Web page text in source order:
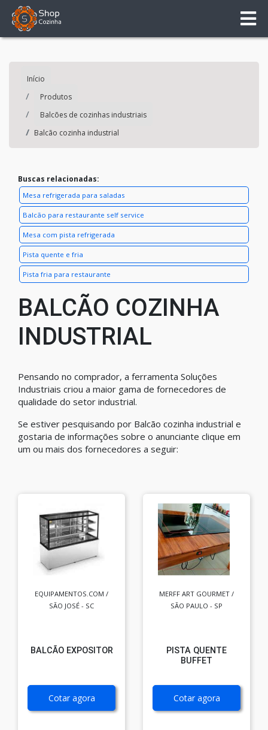
Início
Produtos
Balcões de cozinhas industriais
Balcão cozinha industrial
Buscas relacionadas:
Mesa refrigerada para saladas
Balcão para restaurante self service
Mesa com pista refrigerada
Pista quente e fria
Pista fria para restaurante
BALCÃO COZINHA
INDUSTRIAL
Pensando no comprador, a ferramenta Soluções
Industriais criou a maior gama de fornecedores de
qualidade do setor industrial.
Se estiver pesquisando por Balcão cozinha industrial e
gostaria de informações sobre o anunciante clique em
um ou mais dos fornecedores a seguir:
EQUIPAMENTOS.COM /
SÃO JOSÉ - SC
BALCÃO EXPOSITOR
Cotar agora
MERFF ART GOURMET /
SÃO PAULO - SP
PISTA QUENTE
BUFFET
Cotar agora